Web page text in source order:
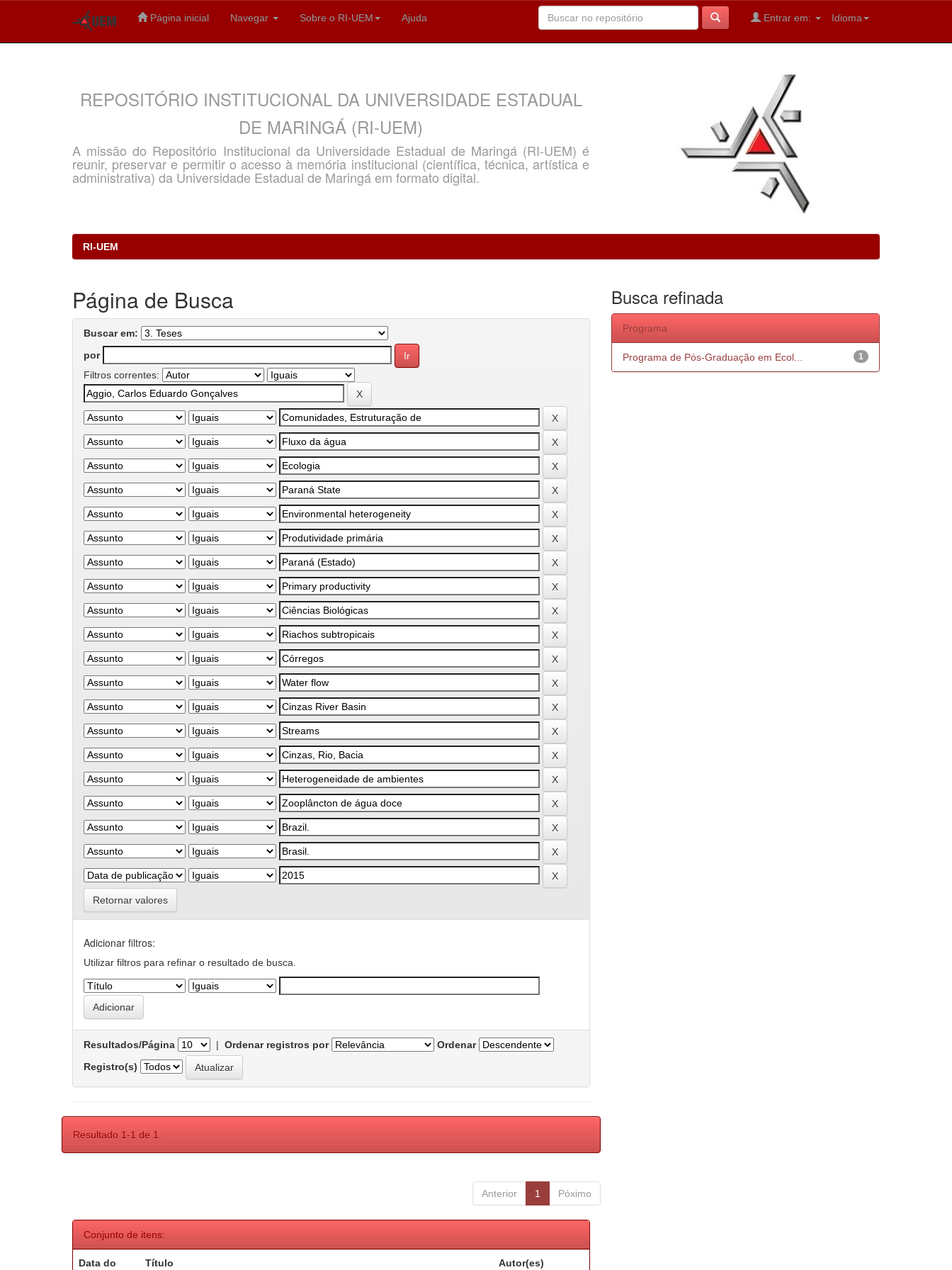
Página inicial Navegar Sobre o RI-UEM Ajuda Idioma
Entrar em:
REPOSITÓRIO INSTITUCIONAL DA UNIVERSIDADE ESTADUAL
DE MARINGÁ (RI-UEM)
A missão do Repositório Institucional da Universidade Estadual de Maringá (RI-UEM) é
reunir, preservar e permitir o acesso à memória institucional (científica, técnica, artística e
administrativa) da Universidade Estadual de Maringá em formato digital.
RI-UEM
Página de Busca
Buscar em:
por
Filtros correntes:
Retornar valores
Adicionar filtros:
Utilizar filtros para refinar o resultado de busca.
Resultados/Página | Ordenar registros por
Ordenar
Registro(s)
Resultado 1-1 de 1.
Anterior 1 Póximo
Conjunto de itens:
Data do Título Autor(es)
Busca refinada
Programa
1
Programa de Pós-Graduação em Ecol...